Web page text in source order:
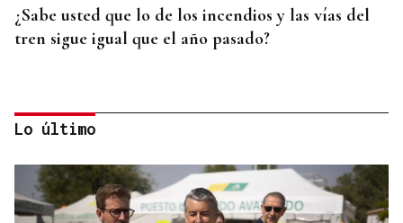
¿Sabe usted que lo de los incendios y las vías del
tren sigue igual que el año pasado?
Lo último